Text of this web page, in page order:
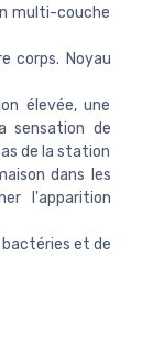
multi-couche
corps. Noyau
élevée, une
sensation de
de la station
dans les
l'apparition
et de